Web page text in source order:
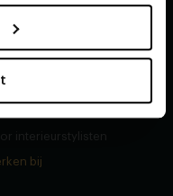
ons
vakmanschap
team
interieurstylisten
bij